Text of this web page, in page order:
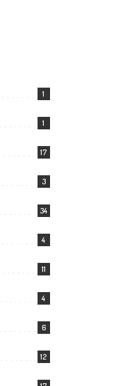
1
1
17
3
34
4
11
4
6
12